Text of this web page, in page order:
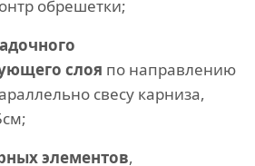
обрешетки;
слоя по направлению
свесу карниза,
элементов,